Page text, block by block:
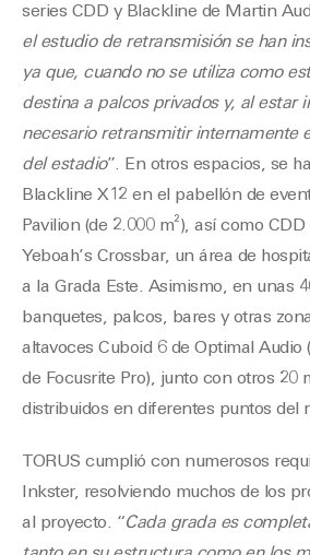
series CDD y Blackline de Martin
el estudio de retransmisión se han
ya que, cuando no se utiliza como
destina a palcos privados y, al estar
necesario retransmitir internamente
del estadio”. En otros espacios, se
Blackline X12 en el pabellón de
Pavilion (de 2.000 m²), así como
Yeboah’s Crossbar, un área de
a la Grada Este. Asimismo, en unas
banquetes, palcos, bares y otras
altavoces Cuboid 6 de Optimal Audio
de Focusrite Pro), junto con otros 20
distribuidos en diferentes puntos del
TORUS cumplió con numerosos
Inkster, resolviendo muchos de los
al proyecto. “Cada grada es